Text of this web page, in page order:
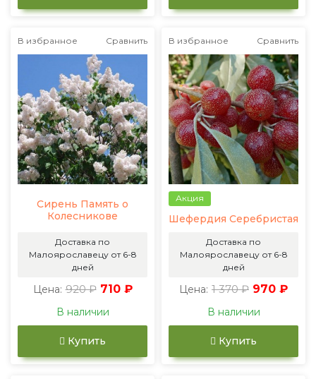
В избранное Сравнить
Сирень Память о
Колесникове
Доставка по
Малоярославецу от 6-8
дней
Цена: 920 ₽ 710 ₽
В наличии
Купить
В избранное Сравнить
Акция
Шефердия Серебристая
Доставка по
Малоярославецу от 6-8
дней
Цена: 1 370 ₽ 970 ₽
В наличии
Купить